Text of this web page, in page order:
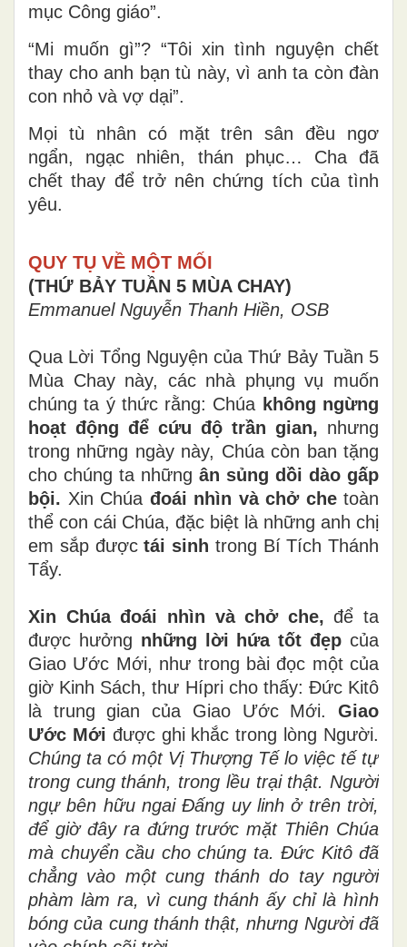
mục Công giáo”.
“Mi muốn gì”? “Tôi xin tình nguyện chết
thay cho anh bạn tù này, vì anh ta còn đàn
con nhỏ và vợ dại”.
Mọi tù nhân có mặt trên sân đều ngơ
ngẩn, ngạc nhiên, thán phục… Cha đã
chết thay để trở nên chứng tích của tình
yêu.
QUY TỤ VỀ MỘT MỐI
(THỨ BẢY TUẦN 5 MÙA CHAY)
Emmanuel Nguyễn Thanh Hiền, OSB
Qua Lời Tổng Nguyện của Thứ Bảy Tuần 5
Mùa Chay này, các nhà phụng vụ muốn
chúng ta ý thức rằng: Chúa không ngừng
hoạt động để cứu độ trần gian, nhưng
trong những ngày này, Chúa còn ban tặng
cho chúng ta những ân sủng dồi dào gấp
bội. Xin Chúa đoái nhìn và chở che toàn
thể con cái Chúa, đặc biệt là những anh chị
em sắp đượctái sinh trong Bí Tích Thánh
Tẩy.
Xin Chúa đoái nhìn và chở che, để ta
được hưởng những lời hứa tốt đẹp của
Giao Ước Mới, như trong bài đọc một của
giờ Kinh Sách, thư Hípri cho thấy: Đức Kitô
là trung gian của Giao Ước Mới. Giao
Ước Mới được ghi khắc trong lòng Người.
Chúng ta có một Vị Thượng Tế lo việc tế tự
trong cung thánh, trong lều trại thật. Người
ngự bên hữu ngai Đấng uy linh ở trên trời,
để giờ đây ra đứng trước mặt Thiên Chúa
mà chuyển cầu cho chúng ta. Đức Kitô đã
chẳng vào một cung thánh do tay người
phàm làm ra, vì cung thánh ấy chỉ là hình
bóng của cung thánh thật, nhưng Người đã